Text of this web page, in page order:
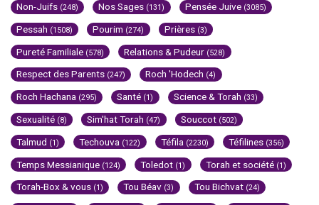
Non-Juifs (248) Nos Sages (131) Pensée Juive (3085)
Pessah (1508) Pourim (274) Prières (3)
Pureté Familiale (578) Relations & Pudeur (528)
Respect des Parents (247) Roch 'Hodech (4)
Roch Hachana (295) Santé (1) Science & Torah (33)
Sexualité (8) Sim'hat Torah (47) Souccot (502)
Talmud (1) Techouva (122) Téfila (2230) Téfilines (356)
Temps Messianique (124) Toledot (1) Torah et société (1)
Torah-Box & vous (1) Tou Béav (3) Tou Bichvat (24)